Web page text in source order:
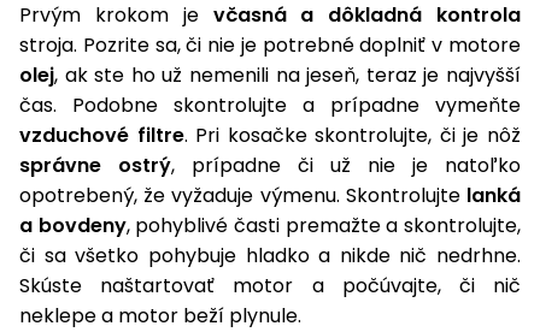
Snežné
frézy
a lopaty
na sneh
Postrekovače
a rosiče
Príslušenstvo
Prvým krokom je včasná a dôkladná kontrola
stroja. Pozrite sa, či nie je potrebné doplniť v motore
olej, ak ste ho už nemenili na jeseň, teraz je najvyšší
čas. Podobne skontrolujte a prípadne vymeňte
vzduchové filtre. Pri kosačke skontrolujte, či je nôž
správne ostrý, prípadne či už nie je natoľko
opotrebený, že vyžaduje výmenu. Skontrolujte lanká
a bovdeny, pohyblivé časti premažte a skontrolujte,
či sa všetko pohybuje hladko a nikde nič nedrhne.
Skúste naštartovať motor a počúvajte, či nič
neklepe a motor beží plynule.